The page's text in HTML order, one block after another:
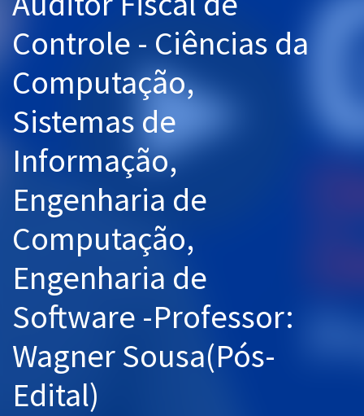
Aprovados
Controle - Ciências da
Computação,
Sistemas de
Informação,
Engenharia de
Computação,
Engenharia de
Software -Professor:
Wagner Sousa(Pós-
Edital)